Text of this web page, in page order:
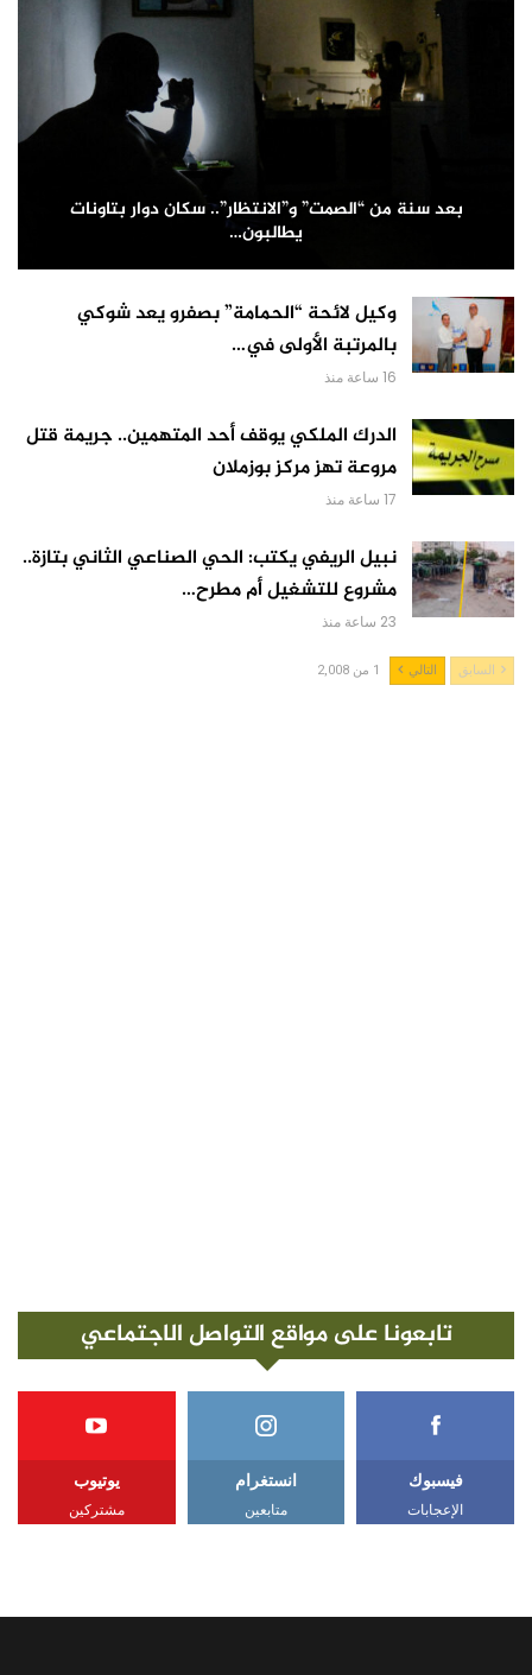
بعد سنة من “الصمت” و”الانتظار”.. سكان دوار بتاونات
يطالبون…
وكيل لائحة “الحمامة” بصفرو يعد شوكي
بالمرتبة الأولى في…
16 ساعة منذ
الدرك الملكي يوقف أحد المتهمين.. جريمة قتل
مروعة تهز مركز بوزملان
17 ساعة منذ
نبيل الريفي يكتب: الحي الصناعي الثاني بتازة..
مشروع للتشغيل أم مطرح…
23 ساعة منذ
السابق التالي 1 من 2,008
تابعونا على مواقع التواصل الاجتماعي
فيسبوك
الإعجابات
انستغرام
متابعين
يوتيوب
مشتركين